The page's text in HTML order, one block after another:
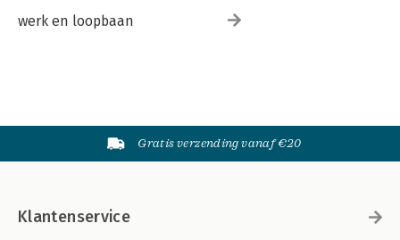
werk en loopbaan
Gratis verzending vanaf €20
Klantenservice